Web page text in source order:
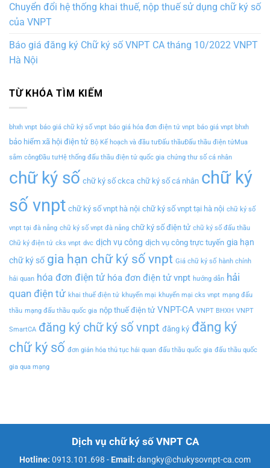
Chuyển đổi hệ thống khai thuế, nộp thuế sử dụng chữ ký số
của VNPT
Báo giá đăng ký Chữ ký số VNPT CA tháng 10/2022 VNPT
Hà Nội
TỪ KHÓA TÌM KIẾM
bhxh vnpt báo giá chữ ký số vnpt báo giá hóa đơn điện tử vnpt báo giá vnpt bhxh
bảo hiểm xã hội điện tử Bộ Kế hoạch và đầu tưĐấu thầuĐấu thầu điện tửMua
sắm côngĐầu tưHệ thống đấu thầu điện tử quốc gia chứng thư số cá nhân
chữ ký số chữ ký số ckca chữ ký số cá nhân chữ ký
số vnpt chữ ký số vnpt hà nội chữ ký số vnpt tại hà nội chữ ký số
vnpt tại đà nẵng chữ ký số vnpt đà nẵng chữ ký số điện tử chữ ký số đấu thầu
Chữ ký điện tử cks vnpt dvc dịch vụ công dịch vụ công trực tuyến gia hạn
chữ ký số gia hạn chữ ký số vnpt Giá chữ ký số hành chính
hải quan hóa đơn điện tử hóa đơn điện tử vnpt hướng dẫn hải
quan điện tử khai thuế điện tử khuyến mại khuyến mại cks vnpt mạng đấu
thầu mạng đấu thầu quốc gia nộp thuế điện tử VNPT-CA VNPT BHXH VNPT
SmartCA đăng ký chữ ký số vnpt đăng ký đăng ký
chữ ký số đơn giản hóa thủ tục hải quan đấu thầu quốc gia đấu thầu quốc
gia qua mạng
Dịch vụ chữ ký số VNPT CA
Hotline: 0913.101.698 - Email: dangky@chukysovnpt-ca.com